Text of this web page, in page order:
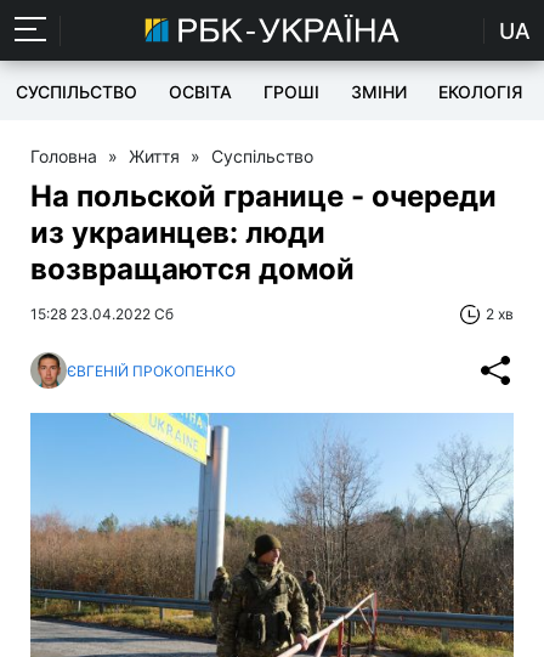
UA
СУСПІЛЬСТВО ОСВІТА ГРОШІ ЗМІНИ ЕКОЛОГІЯ
Головна » Життя » Суспільство
На польской границе - очереди
из украинцев: люди
возвращаются домой
15:28 23.04.2022 Сб 2 хв
ЄВГЕНІЙ ПРОКОПЕНКО